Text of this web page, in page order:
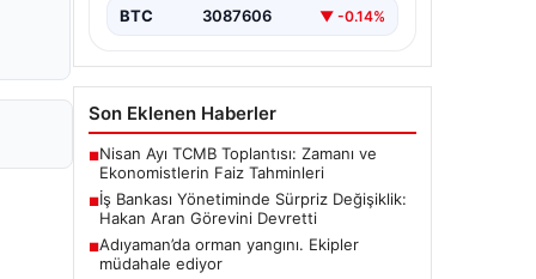
BTC 3087606 ▼ -0.14%
Son Eklenen Haberler
■Nisan Ayı TCMB Toplantısı: Zamanı ve
Ekonomistlerin Faiz Tahminleri
■İş Bankası Yönetiminde Sürpriz Değişiklik:
Hakan Aran Görevini Devretti
■Adıyaman’da orman yangını. Ekipler
müdahale ediyor